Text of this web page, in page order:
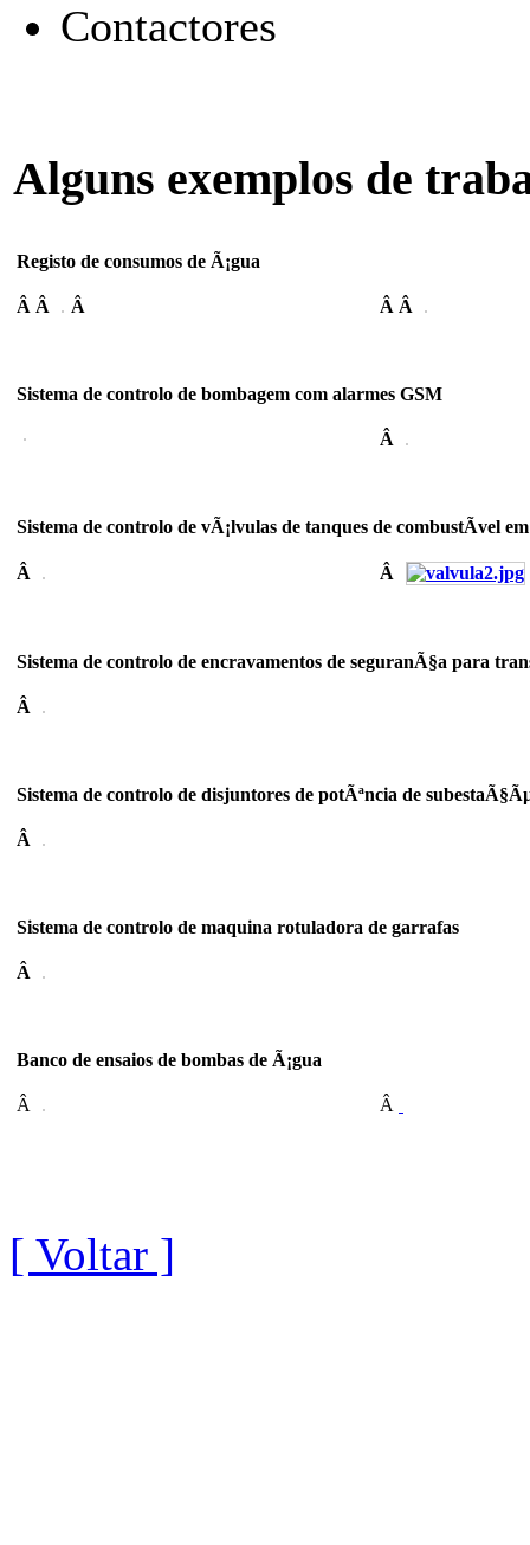
Contactores
Alguns exemplos de
Registo de consumos de Ã¡gua
Â Â Â Â Â
Sistema de controlo de bombagem com alarmes GSM
Â
Sistema de controlo de vÃ¡lvulas de tanques de combustÃ­vel
Â Â
Sistema de controlo de encravamentos de seguranÃ§a para
Â
Sistema de controlo de disjuntores de potÃªncia de
Â
Sistema de controlo de maquina rotuladora de garrafas
Â
Banco de ensaios de bombas de Ã¡gua
Â Â
[ Voltar ]